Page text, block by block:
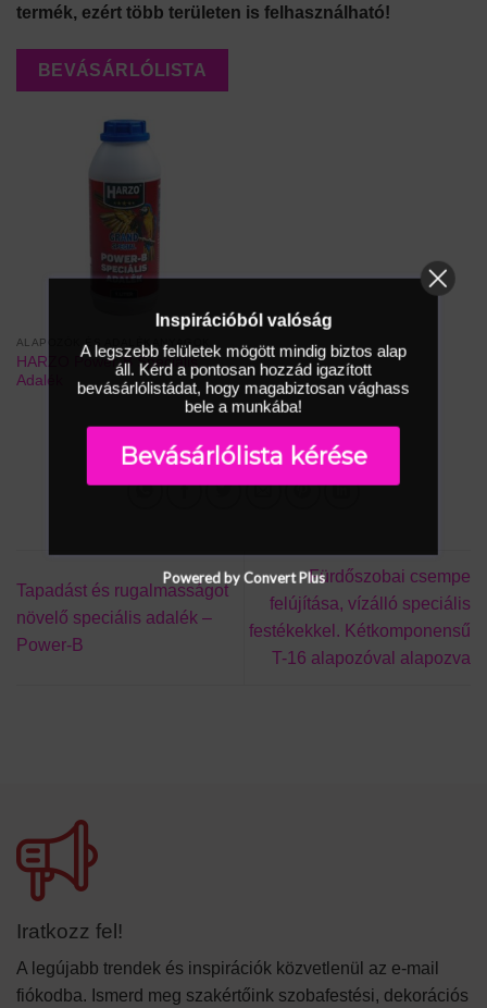
termék, ezért több területen is felhasználható!
BEVÁSÁRLÓLISTA
ALAPOZÓK ÉS ADALÉKANYAGOK
HARZO Power-B Speciális
Adalék
Tapadást és rugalmasságot
növelő speciális adalék –
Power-B
Fürdőszobai csempe
felújítása, vízálló speciális
festékekkel. Kétkomponensű
T-16 alapozóval alapozva
Iratkozz fel!
A legújabb trendek és inspirációk közvetlenül az e-mail
fiókodba. Ismerd meg szakértőink szobafestési, dekorációs
Inspirációból valóság
A legszebb felületek mögött mindig biztos alap
áll. Kérd a pontosan hozzád igazított
bevásárlólistádat, hogy magabiztosan vághass
bele a munkába!
Bevásárlólista kérése
Powered by Convert Plus